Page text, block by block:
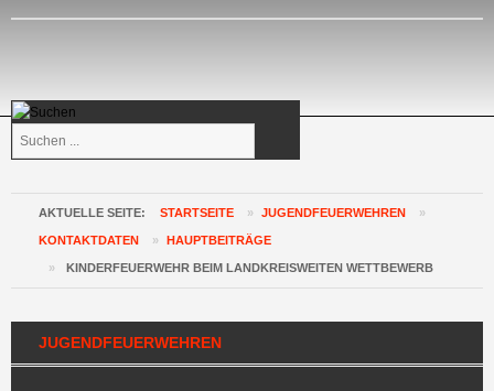
AKTUELLE SEITE: STARTSEITE » JUGENDFEUERWEHREN »
KONTAKTDATEN » HAUPTBEITRÄGE
» KINDERFEUERWEHR BEIM LANDKREISWEITEN WETTBEWERB
JUGENDFEUERWEHREN